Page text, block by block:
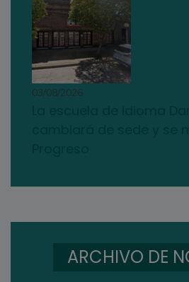
03/08/2026
ARCHIVO DE